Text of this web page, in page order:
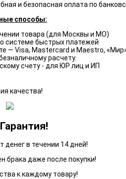
и безопасная оплата по
способы:
товара (для Москвы и МО)
системе быстрых платежей
— Visa, Mastercard и Maestro,
расчету.
счету - для ЮР лиц и ИП
качества!
денег в течении 14 дней!
брака даже после покупки!
к каждому товару!